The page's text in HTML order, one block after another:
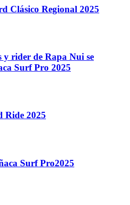
Clásico Regional 2025
y rider de Rapa Nui se
Surf Pro 2025
Ride 2025
Surf Pro2025